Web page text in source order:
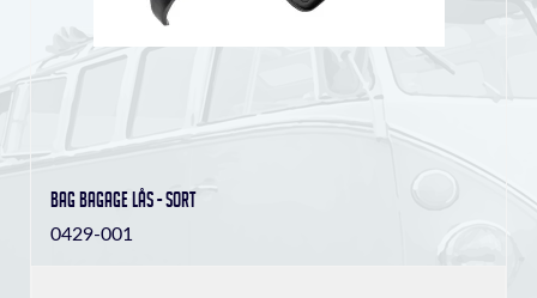
Bag bagage lås - Sort
0429-001